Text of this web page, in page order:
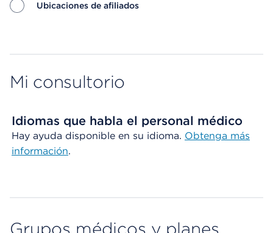
Ubicaciones de afiliados
Mi consultorio
Idiomas que habla el personal médico
Hay ayuda disponible en su idioma. Obtenga más
información.
Grupos médicos y planes